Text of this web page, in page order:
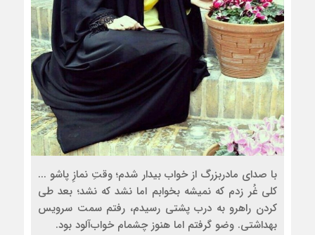
با صدای مادربزرگ از خواب بیدار شدم؛ وقتِ نمازِ پاشو ...
کلی غُر زدم که نمیشه بخوابم اما نشد که نشد؛ بعد طی
کردن راهرو به درب پشتی رسیدم، رفتم سمت سرویس
بهداشتی. وضو گرفتم اما هنوز چشمام خواب‌آلود بود.